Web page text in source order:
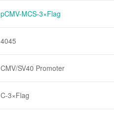
pCMV-MCS-3×Flag
4045
CMV/SV40 Promoter
C-3×Flag